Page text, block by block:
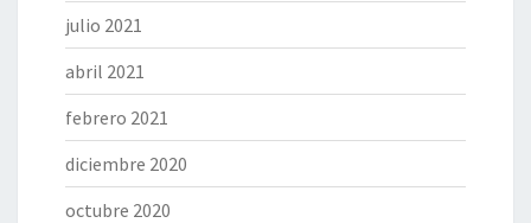
julio 2021
abril 2021
febrero 2021
diciembre 2020
octubre 2020